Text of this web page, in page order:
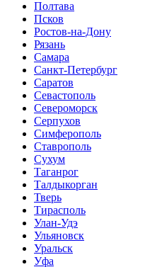
Полтава
Псков
Ростов-на-Дону
Рязань
Самара
Санкт-Петербург
Саратов
Севастополь
Североморск
Серпухов
Симферополь
Ставрополь
Сухум
Таганрог
Tалдыкорган
Тверь
Тирасполь
Улан-Удэ
Ульяновск
Уральск
Уфа